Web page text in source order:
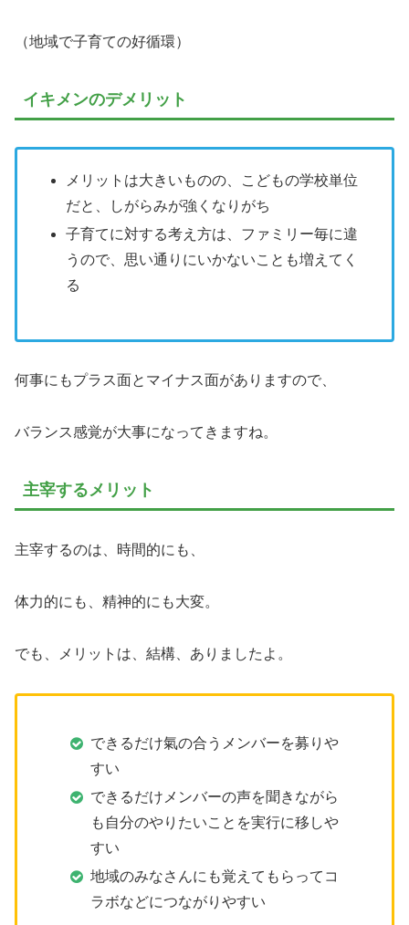
（地域で子育ての好循環）
イキメンのデメリット
メリットは大きいものの、こどもの学校単位
だと、しがらみが強くなりがち
子育てに対する考え方は、ファミリー毎に違
うので、思い通りにいかないことも増えてく
る
何事にもプラス面とマイナス面がありますので、
バランス感覚が大事になってきますね。
主宰するメリット
主宰するのは、時間的にも、
体力的にも、精神的にも大変。
でも、メリットは、結構、ありましたよ。
できるだけ氣の合うメンバーを募りや
すい
できるだけメンバーの声を聞きながら
も自分のやりたいことを実行に移しや
すい
地域のみなさんにも覚えてもらってコ
ラボなどにつながりやすい